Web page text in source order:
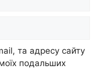
та адресу сайту
подальших